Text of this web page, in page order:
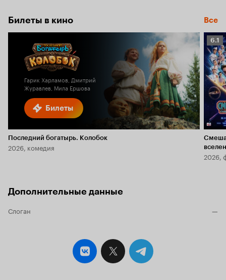
Билеты в кино Все
Билеты
Гарик Харламов, Дмитрий
Журавлев, Мила Ершова
Последний богатырь. Колобок
2026, комедия
6.1
6.1
2026,
Дополнительные данные
Слоган —